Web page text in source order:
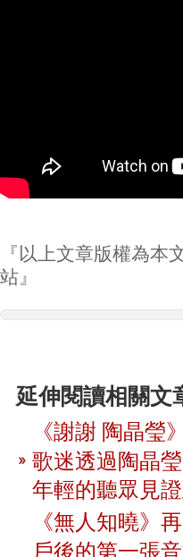
『以上文章版權為
站』
延伸閱讀相關文
《謝謝 陶晶瑩
歌迷透過陶晶
年輕的聽眾見
《無人知曉》
戶後的第一張